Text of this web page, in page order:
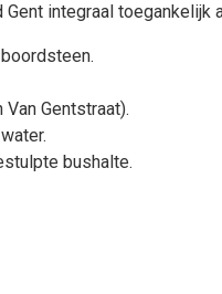
integraal toegankelijk
Gentstraat).
bushalte.